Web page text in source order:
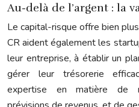
Au-delà de l’argent : la
Le capital-risque offre bien
CR aident également les
leur entreprise, à établir un
gérer leur trésorerie
expertise en matière de